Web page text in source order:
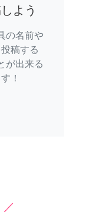
よう
の名前や
稿する
が出来る
！